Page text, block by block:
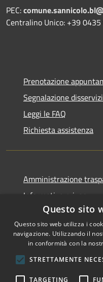
PEC:
Centralino Unico: +39
Prenotazione
Segnalazione
Leggi le FAQ
Richiesta assistenza
Amministrazione
Informativa privacy
Note legali
Dichiarazione di
RSS
Questo sito
Questo sito web utilizza i
navigazione. Utilizzando il
in conformità con la
STRETTAMENTE
TARGETING